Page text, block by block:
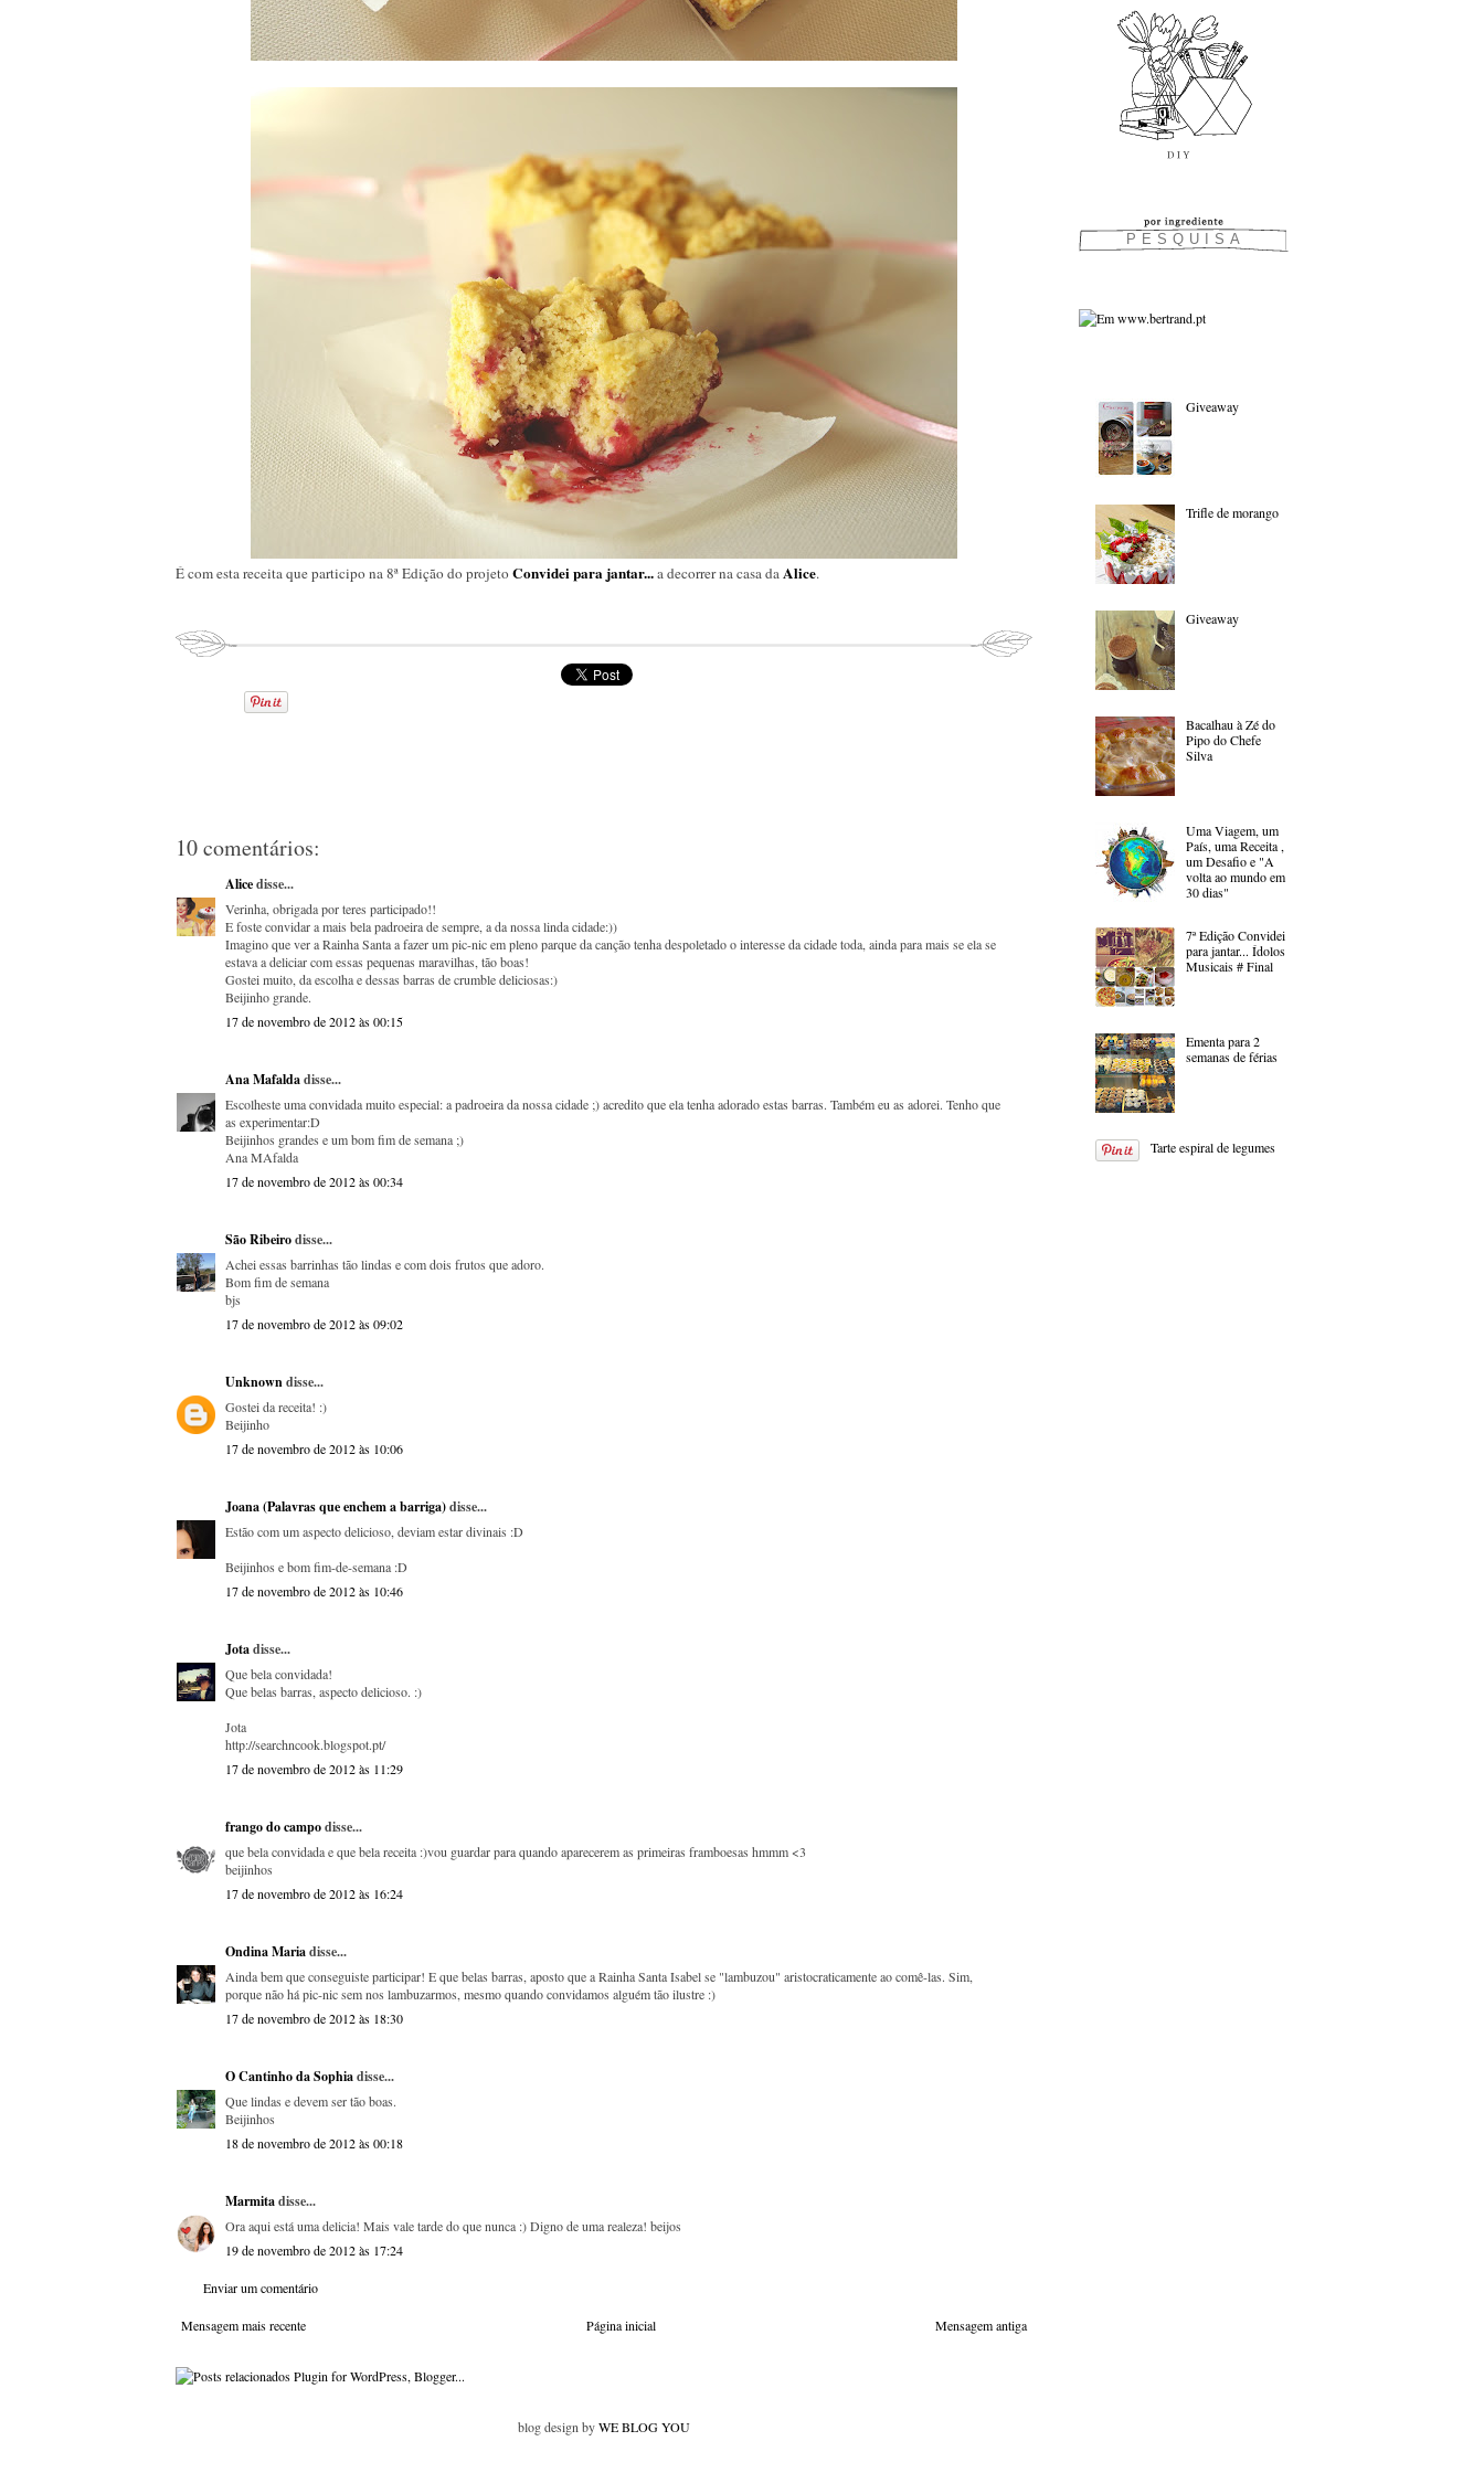
É com esta receita que participo na 8ª Edição do projeto Convidei para jantar...a decorrer na casa daAlice.
10 comentários:
Alicedisse...
Verinha, obrigada por teres participado!!
E foste convidar a mais bela padroeira de sempre, a da nossa linda cidade:))
Imagino que ver a Rainha Santa a fazer um pic-nic em pleno parque da canção tenha despoletado o interesse da cidade toda, ainda para mais se ela se
estava a deliciar com essas pequenas maravilhas, tão boas!
Gostei muito, da escolha e dessas barras de crumble deliciosas:)
Beijinho grande.
17 de novembro de 2012 às 00:15
Ana Mafaldadisse...
Escolheste uma convidada muito especial: a padroeira da nossa cidade ;) acredito que ela tenha adorado estas barras. Também eu as adorei. Tenho que
as experimentar:D
Beijinhos grandes e um bom fim de semana ;)
Ana MAfalda
17 de novembro de 2012 às 00:34
São Ribeirodisse...
Achei essas barrinhas tão lindas e com dois frutos que adoro.
Bom fim de semana
bjs
17 de novembro de 2012 às 09:02
Unknowndisse...
Gostei da receita! :)
Beijinho
17 de novembro de 2012 às 10:06
Joana (Palavras que enchem a barriga)disse...
Estão com um aspecto delicioso, deviam estar divinais :D
Beijinhos e bom fim-de-semana :D
17 de novembro de 2012 às 10:46
Jotadisse...
Que bela convidada!
Que belas barras, aspecto delicioso. :)
Jota
http://searchncook.blogspot.pt/
17 de novembro de 2012 às 11:29
frango do campodisse...
que bela convidada e que bela receita :)vou guardar para quando aparecerem as primeiras framboesas hmmm <3
beijinhos
17 de novembro de 2012 às 16:24
Ondina Mariadisse...
Ainda bem que conseguiste participar! E que belas barras, aposto que a Rainha Santa Isabel se "lambuzou" aristocraticamente ao comê-las. Sim,
porque não há pic-nic sem nos lambuzarmos, mesmo quando convidamos alguém tão ilustre :)
17 de novembro de 2012 às 18:30
O Cantinho da Sophiadisse...
Que lindas e devem ser tão boas.
Beijinhos
18 de novembro de 2012 às 00:18
Marmitadisse...
Ora aqui está uma delicia! Mais vale tarde do que nunca :) Digno de uma realeza! beijos
19 de novembro de 2012 às 17:24
Enviar um comentário
Mensagem mais recente Mensagem antiga
Página inicial
blog design byWE BLOG YOU
Giveaway
Trifle de morango
Giveaway
Bacalhau à Zé do
Pipo do Chefe
Silva
Uma Viagem, um
País, uma Receita ,
um Desafio e "A
volta ao mundo em
30 dias"
7ª Edição Convidei
para jantar... Ídolos
Musicais # Final
Ementa para 2
semanas de férias
Tarte espiral de legumes